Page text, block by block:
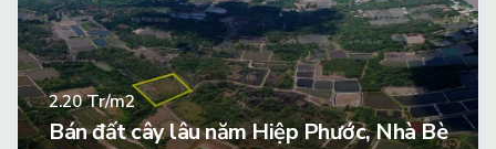
2.20Tr/m2
Bán đất cây lâu năm Hiệp Phước, Nhà Bè